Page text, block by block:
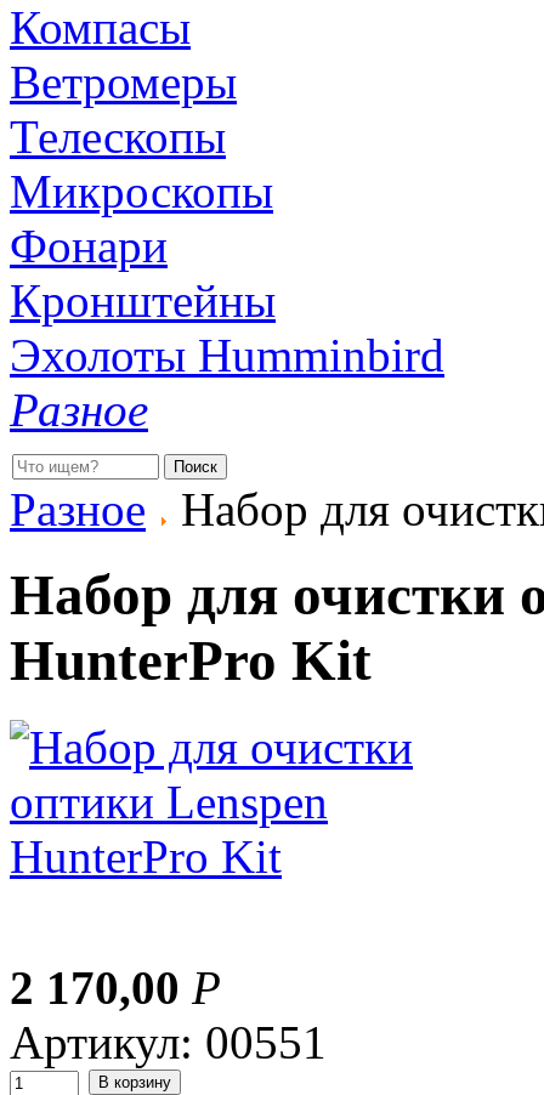
Компасы
Ветромеры
Телескопы
Микроскопы
Фонари
Кронштейны
Эхолоты Humminbird
Разное
Разное
Набор для
Набор для очистки
HunterPro Kit
2 170,00 Р
Артикул: 00551